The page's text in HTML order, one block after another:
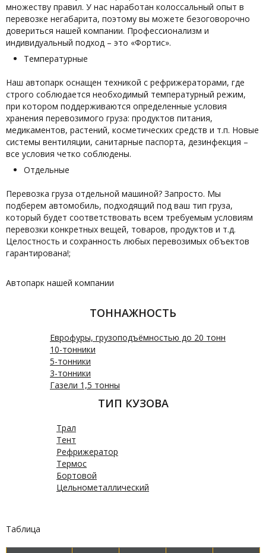
множеству правил. У нас наработан колоссальный опыт в
перевозке негабарита, поэтому вы можете безоговорочно
довериться нашей компании. Профессионализм и
индивидуальный подход – это «Фортис».
Температурные
Наш автопарк оснащен техникой с рефрижераторами, где
строго соблюдается необходимый температурный режим,
при котором поддерживаются определенные условия
хранения перевозимого груза: продуктов питания,
медикаментов, растений, косметических средств и т.п. Новые
системы вентиляции, санитарные паспорта, дезинфекция –
все условия четко соблюдены.
Отдельные
Перевозка груза отдельной машиной? Запросто. Мы
подберем автомобиль, подходящий под ваш тип груза,
который будет соответствовать всем требуемым условиям
перевозки конкретных вещей, товаров, продуктов и т.д.
Целостность и сохранность любых перевозимых объектов
гарантирована!;
Автопарк нашей компании
ТОННАЖНОСТЬ
Еврофуры, грузоподъёмностью до 20 тонн
10-тонники
5-тонники
3-тонники
Газели 1,5 тонны
ТИП КУЗОВА
Трал
Тент
Рефрижератор
Термос
Бортовой
Цельнометаллический
Таблица